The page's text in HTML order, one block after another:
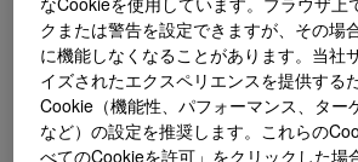
クまたは警告を設定できますが、その場
に機能しなくなることがあります。当社
イズされたエクスペリエンスを提供する
Cookie（機能性、パフォーマンス、ター
など）の設定を推奨します。これらの
べてのCookieを許可」をクリックした場